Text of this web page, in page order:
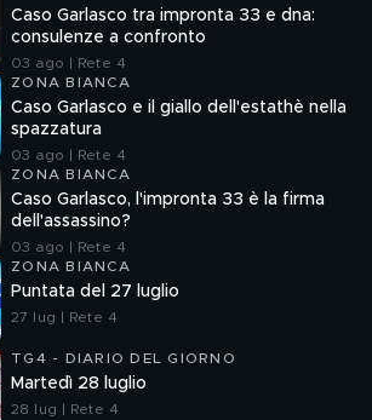
Caso Garlasco tra impronta 33 e dna:
consulenze a confronto
03 ago | Rete 4
ZONA BIANCA
Caso Garlasco e il giallo dell'estathè nella
spazzatura
03 ago | Rete 4
ZONA BIANCA
Caso Garlasco, l'impronta 33 è la firma
dell'assassino?
03 ago | Rete 4
ZONA BIANCA
Puntata del 27 luglio
27 lug | Rete 4
TG4 - DIARIO DEL GIORNO
Martedì 28 luglio
28 lug | Rete 4